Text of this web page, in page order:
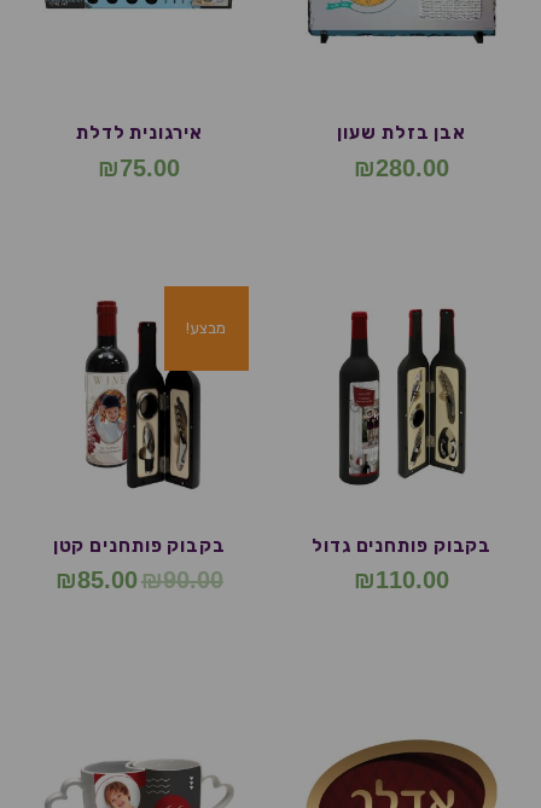
אבן בזלת שעון
₪280.00
אירגונית לדלת
₪75.00
בקבוק פותחנים גדול
₪110.00
מבצע!
בקבוק פותחנים קטן
₪90.00
₪85.00